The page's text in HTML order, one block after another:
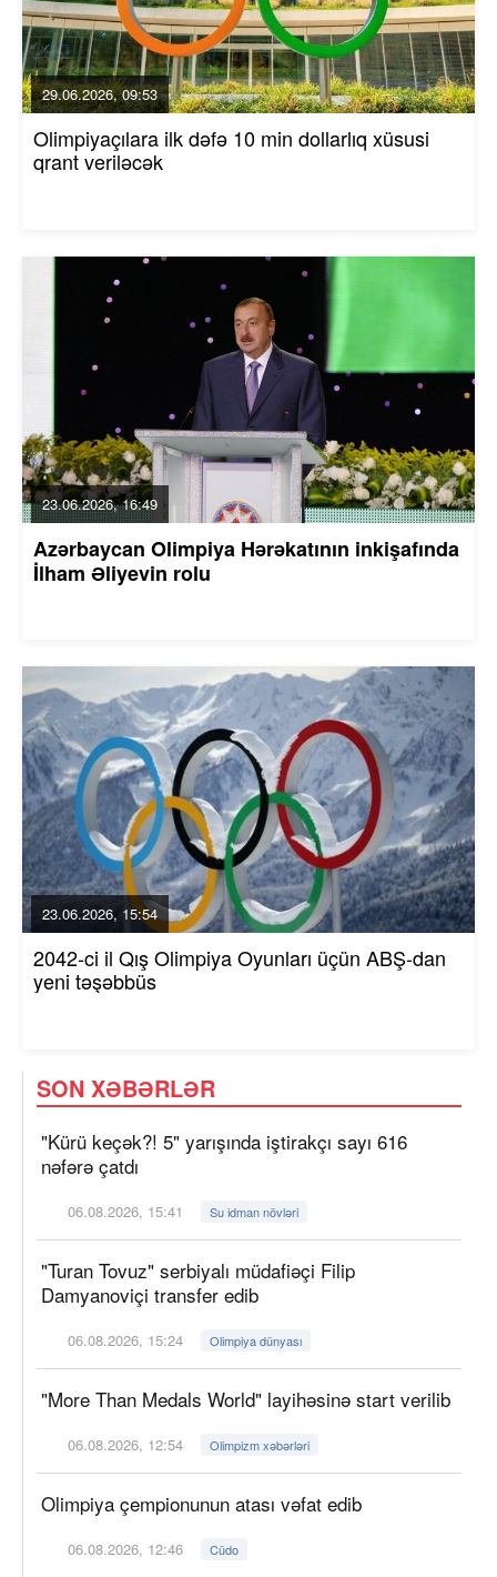
29.06.2026, 09:53
Olimpiyaçılara ilk dəfə 10 min dollarlıq xüsusi
qrant veriləcək
23.06.2026, 16:49
Azərbaycan Olimpiya Hərəkatının inkişafında
İlham Əliyevin rolu
23.06.2026, 15:54
2042-ci il Qış Olimpiya Oyunları üçün ABŞ-dan
yeni təşəbbüs
SON XƏBƏRLƏR
"Kürü keçək?! 5" yarışında iştirakçı sayı 616
nəfərə çatdı
06.08.2026, 15:41 Su idman növləri
"Turan Tovuz" serbiyalı müdafiəçi Filip
Damyanoviçi transfer edib
06.08.2026, 15:24 Olimpiya dünyası
"More Than Medals World" layihəsinə start verilib
06.08.2026, 12:54 Olimpizm xəbərləri
Olimpiya çempionunun atası vəfat edib
06.08.2026, 12:46 Cüdo